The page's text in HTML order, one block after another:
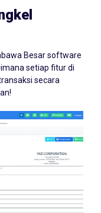
Besar software
setiap fitur di
secara